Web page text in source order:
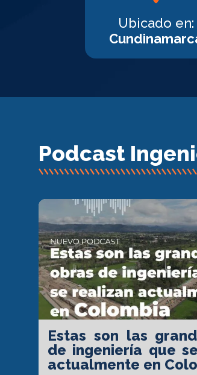
Ubicado en:
Podcast
Estas son las
de ingeniería que
actualmente en